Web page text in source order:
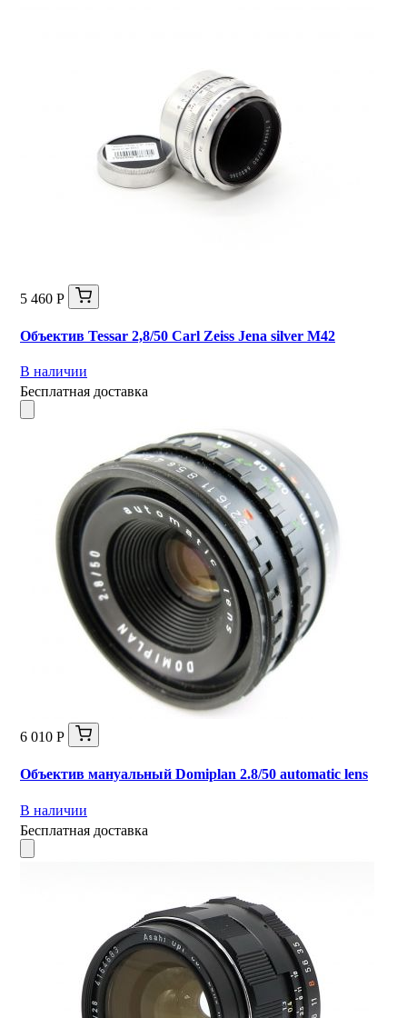
5 460 Р
Объектив Tessar 2,8/50 Carl Zeiss Jena silver М42
В наличии
Бесплатная доставка
6 010 Р
Объектив мануальный Domiplan 2.8/50 automatic lens
В наличии
Бесплатная доставка